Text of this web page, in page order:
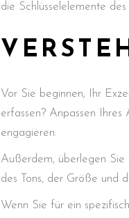
die Schlüsselelemente
Vor Sie beginnen, Ihr
erfassen? Anpassen
engagieren.
Außerdem, überlegen
des Tons, der Größe und
Wenn Sie für ein